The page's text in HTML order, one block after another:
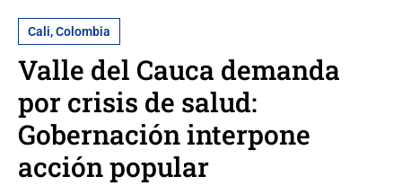
Cali, Colombia
Valle del Cauca demanda
por crisis de salud:
Gobernación interpone
acción popular